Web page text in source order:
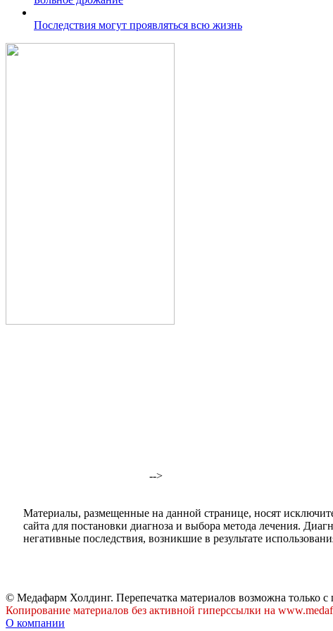
Последствия могут проявляться всю жизнь
-->
Материалы, размещенные на данной странице, носят
сайта для постановки диагноза и выбора метода лечения.
негативные последствия, возникшие в результате
© Медафарм Холдинг. Перепечатка материалов возможна только с
Копирование материалов без активной гиперссылки на
О компании